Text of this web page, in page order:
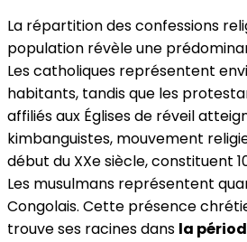
La répartition des confessions
population révèle une
Les catholiques représentent
habitants, tandis que les
affiliés aux Églises de réveil
kimbanguistes, mouvement
début du XXe siècle, constituent
Les musulmans représentent
Congolais. Cette présence
trouve ses racines dans la